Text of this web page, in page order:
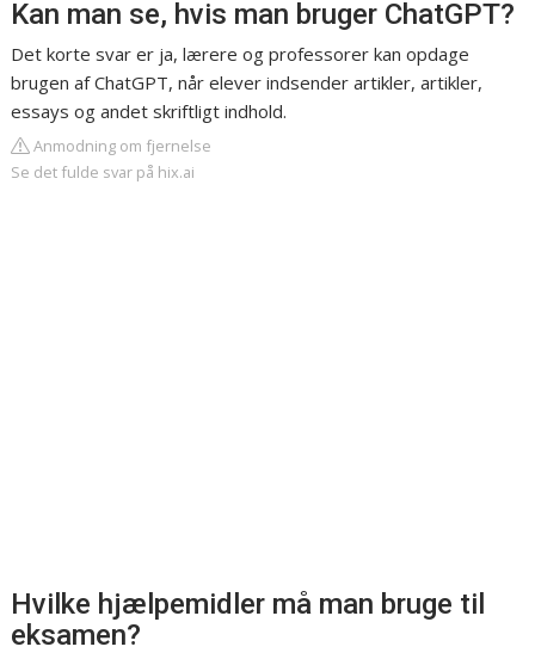
Kan man se, hvis man bruger ChatGPT?
Det korte svar er ja, lærere og professorer kan opdage
brugen af ​​ChatGPT, når elever indsender artikler, artikler,
essays og andet skriftligt indhold.
Anmodning om fjernelse
Se det fulde svar på hix.ai
Hvilke hjælpemidler må man bruge til
eksamen?